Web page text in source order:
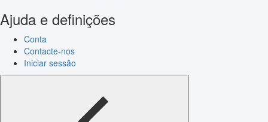
Ajuda e definições
Conta
Contacte-nos
Iniciar sessão